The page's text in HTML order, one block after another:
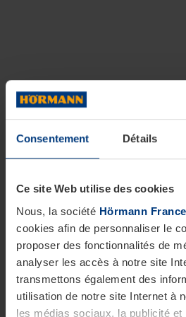
Consentement Détails
Ce site Web utilise des cookies
Nous, la société Hörmann
cookies afin de personnaliser le
proposer des fonctionnalités de
analyser les accès à notre site
transmettons également des
utilisation de notre site Internet à
les médias sociaux, la publicité et